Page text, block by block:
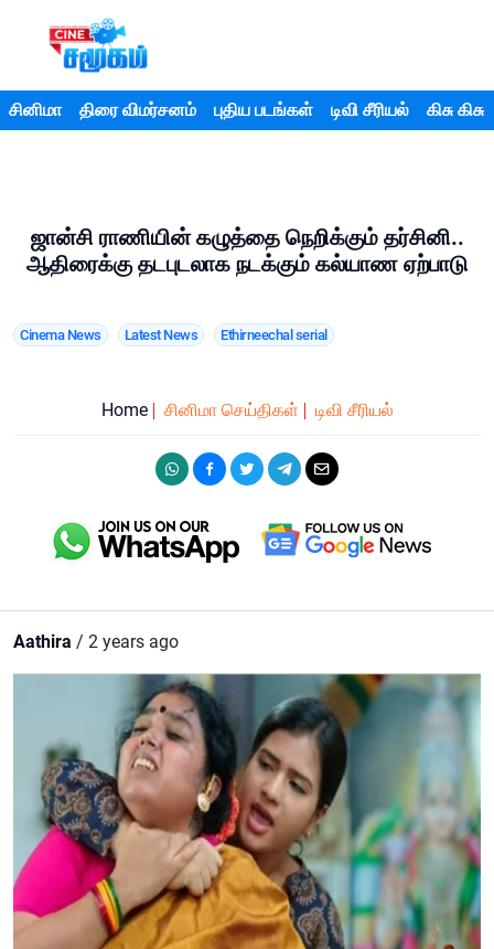
சினிமா திரை விமர்சனம் புதிய படங்கள் டிவி சீரியல் கிசு கிசு
ஜான்சி ராணியின் கழுத்தை நெறிக்கும் தர்சினி..
ஆதிரைக்கு தடபுடலாக நடக்கும் கல்யாண ஏற்பாடு
Cinema News Latest News Ethirneechal serial
Home சினிமா செய்திகள் டிவி சீரியல்
Aathira / 2 years ago